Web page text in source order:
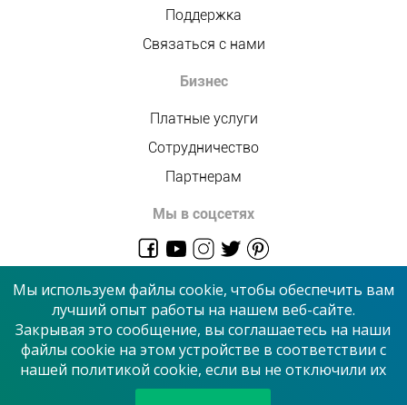
Поддержка
Связаться с нами
Бизнес
Платные услуги
Сотрудничество
Партнерам
Мы в соцсетях
© 2026 “Сервисный центр”
Принимаем к оплате
Мы используем файлы cookie, чтобы обеспечить вам
лучший опыт работы на нашем веб-сайте.
Закрывая это сообщение, вы соглашаетесь на наши
файлы cookie на этом устройстве в соответствии с
нашей политикой cookie, если вы не отключили их